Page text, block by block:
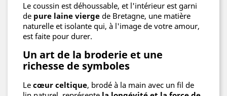
Le coussin est déhoussable, et l'intérieur est garni
de pure laine vierge de Bretagne, une matière
naturelle et isolante qui, à l'image de votre amour,
est faite pour durer.
Un art de la broderie et une
richesse de symboles
Le cœur celtique, brodé à la main avec un fil de